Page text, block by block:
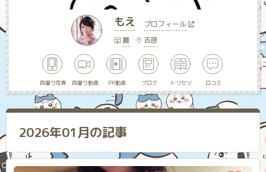
もえ
プロフィール
麗
吉原
自撮り写真 自撮り動画 PR動画 ブログ トリセツ 口コミ
2026年01月の記事